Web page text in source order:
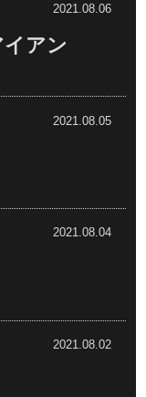
2021.08.06
アン
2021.08.05
2021.08.04
2021.08.02